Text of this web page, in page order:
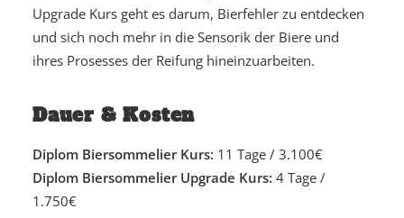
Upgrade Kurs geht es darum, Bierfehler zu entdecken
und sich noch mehr in die Sensorik der Biere und
ihres Prosesses der Reifung hineinzuarbeiten.
Dauer & Kosten
Diplom Biersommelier Kurs: 11 Tage / 3.100€
Diplom Biersommelier Upgrade Kurs: 4 Tage /
1.750€